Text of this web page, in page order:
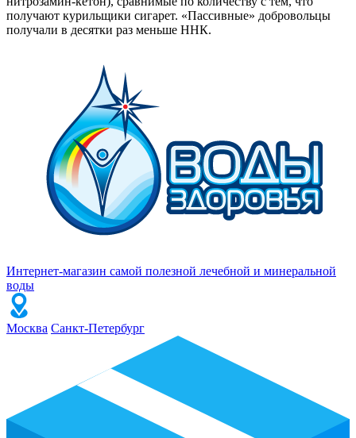
получают курильщики сигарет. «Пассивные» добровольцы
получали в десятки раз меньше ННК.
Интернет-магазин самой полезной лечебной и минеральной
воды
Москва Санкт-Петербург